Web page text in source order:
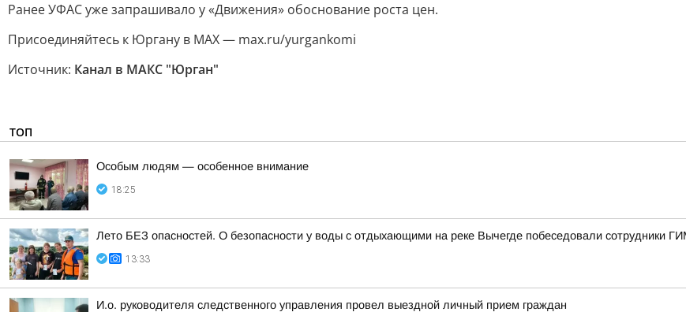
Ранее УФАС уже запрашивало у «Движения» обоснование роста цен.
Присоединяйтесь к Юргану в MAX — max.ru/yurgankomi
Источник: Канал в МАКС "Юрган"
ТОП
Особым людям — особенное внимание
18:25
Лето БЕЗ опасностей. О безопасности у воды с отдыхающими на реке Вычегде побеседовали сотрудники
13:33
И.о. руководителя следственного управления провел выездной личный прием граждан